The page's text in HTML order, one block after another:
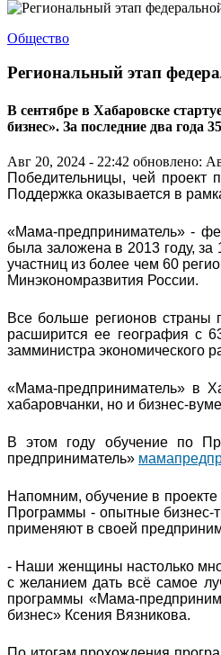
Общество
Региональный этап
В сентябре в Хабаровске
бизнес». За последние два года
Авг 20, 2024 - 22:42 обновлено:
Победительницы, чей проект
Поддержка оказывается в
«Мама-предприниматель» -
была заложена в 2013 году,
участниц из более чем 60
Минэкономразвития России.
Все больше регионов страны
расширится ее география с
замминистра экономического
«Мама-предприниматель» в
хабаровчанки, но и бизнес-
В этом году обучение по
предприниматель»
Напомним, обучение в
Программы - опытные бизнес-
применяют в своей
- Наши женщины настолько
с желанием дать всё самое
программы «Мама-
бизнес» Ксения Вязникова.